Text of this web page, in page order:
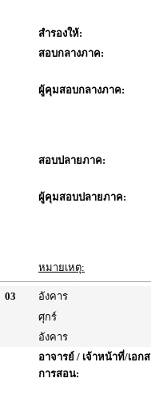
สำรองให้:
สอบกลางภาค:
ผู้คุมสอบกลางภาค:
สอบปลายภาค:
ผู้คุมสอบปลายภาค:
หมายเหตุ:
03
อังคาร
ศุกร์
อังคาร
อาจารย์ / เจ้าหน้าที่/เอก
การสอน: